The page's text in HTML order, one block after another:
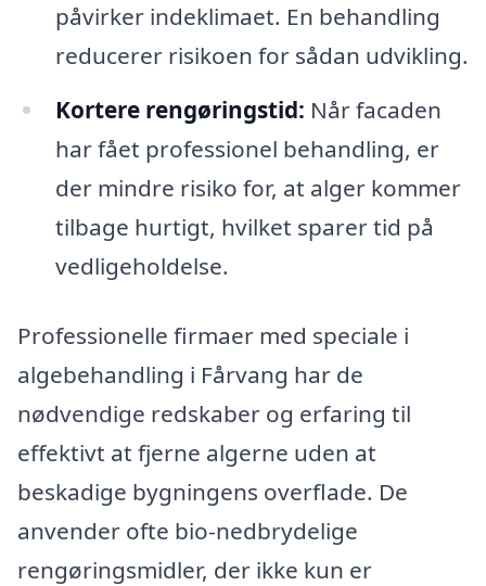
påvirker indeklimaet. En behandling
reducerer risikoen for sådan udvikling.
Kortere rengøringstid: Når facaden
har fået professionel behandling, er
der mindre risiko for, at alger kommer
tilbage hurtigt, hvilket sparer tid på
vedligeholdelse.
Professionelle firmaer med speciale i
algebehandling i Fårvang har de
nødvendige redskaber og erfaring til
effektivt at fjerne algerne uden at
beskadige bygningens overflade. De
anvender ofte bio-nedbrydelige
rengøringsmidler, der ikke kun er